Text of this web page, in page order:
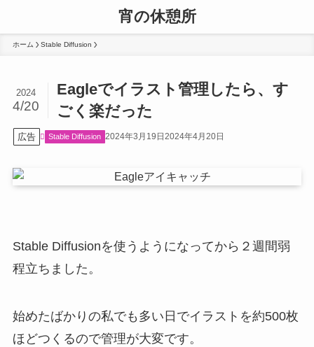
宵の休憩所
ホーム Stable Diffusion
Eagleでイラスト管理したら、す
ごく楽だった
2024
4/20
広告 Stable Diffusion 2024年3月19日2024年4月20日
Stable Diffusionを使うようになってから２週間弱
程立ちました。
始めたばかりの私でも多い日でイラストを約500枚
ほどつくるので管理が大変です。